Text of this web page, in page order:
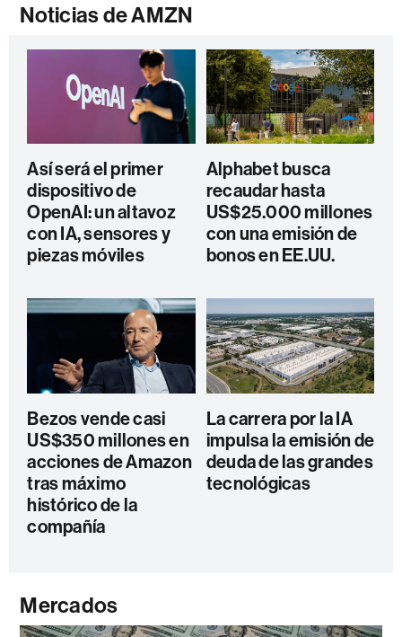
Noticias de AMZN
Así será el primer
dispositivo de
OpenAI: un altavoz
con IA, sensores y
piezas móviles
Alphabet busca
recaudar hasta
US$25.000 millones
con una emisión de
bonos en EE.UU.
Bezos vende casi
US$350 millones en
acciones de Amazon
tras máximo
histórico de la
compañía
La carrera por la IA
impulsa la emisión de
deuda de las grandes
tecnológicas
Mercados